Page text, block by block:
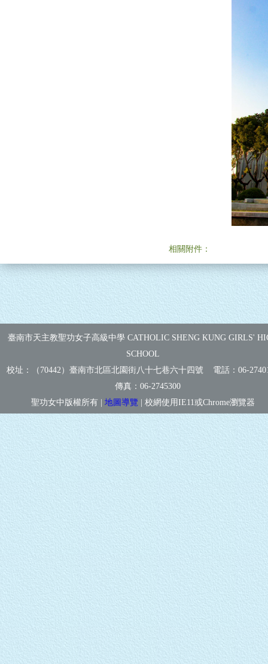
相關附件：
臺南市天主教聖功女子高級中學 CATHOLIC SHENG KUNG GIRLS'
SCHOOL
校址：（70442）臺南市北區北園街八十七巷六十四號 電話：06-
傳真： 06-2745300
聖功女中版權所有 | 地圖導覽 | 校網使用IE11或Chrome瀏覽器